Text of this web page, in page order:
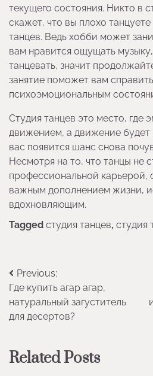
текущего состояния. Никто в
скажет, что вы плохо
танцев. Ведь хобби может
вам нравится ощущать
танцевать, значит
занятие поможет вам
психоэмоциональным
Студия танцев это место, где
движением, а движение
вас появится шанс снова
Несмотря на то, что танцы не
профессиональной карьерой,
важным дополнением жизни,
вдохновляющим.
Tagged студия танцев, студия
Навигация
по
записям
Previous:
Где купить агар агар,
натуральный загуститель
для десертов?
Related Posts